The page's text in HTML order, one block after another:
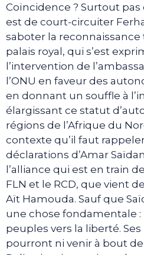
Coïncidence ? Surtout pas
est de court-circuiter
saboter la reconnaissance
palais royal, qui s’est
l’intervention de
l’ONU en faveur des
en donnant un souffle à
élargissant ce statut
régions de l’Afrique du
contexte qu’il faut
déclarations d’Amar
l’alliance qui est en train
FLN et le RCD, que vient
Aït Hamouda. Sauf que
une chose fondamentale :
peuples vers la liberté.
pourront ni venir à bout